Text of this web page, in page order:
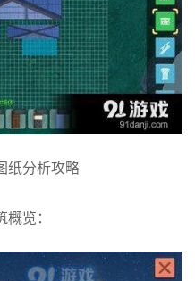
纸分析攻略
览：